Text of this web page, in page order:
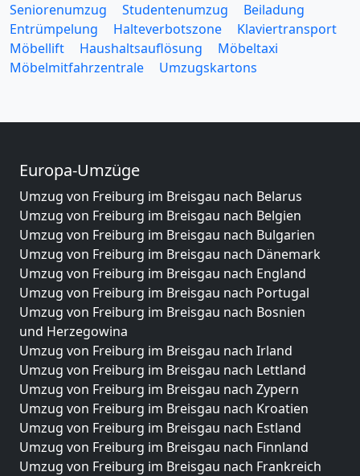
Seniorenumzug
Studentenumzug
Beiladung
Entrümpelung
Halteverbotszone
Klaviertransport
Möbellift
Haushaltsauflösung
Möbeltaxi
Möbelmitfahrzentrale
Umzugskartons
Europa-Umzüge
Umzug von Freiburg im Breisgau nach Belarus
Umzug von Freiburg im Breisgau nach Belgien
Umzug von Freiburg im Breisgau nach Bulgarien
Umzug von Freiburg im Breisgau nach Dänemark
Umzug von Freiburg im Breisgau nach England
Umzug von Freiburg im Breisgau nach Portugal
Umzug von Freiburg im Breisgau nach Bosnien
und Herzegowina
Umzug von Freiburg im Breisgau nach Irland
Umzug von Freiburg im Breisgau nach Lettland
Umzug von Freiburg im Breisgau nach Zypern
Umzug von Freiburg im Breisgau nach Kroatien
Umzug von Freiburg im Breisgau nach Estland
Umzug von Freiburg im Breisgau nach Finnland
Umzug von Freiburg im Breisgau nach Frankreich